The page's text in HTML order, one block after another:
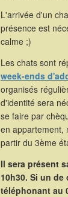
L'arrivée d'un
présence est
calme ;)
Les chats sont
week-ends
organisés
d'identité sera
se faire par
en appartement,
partir du 3ème
Il sera présent
10h30. Si un
téléphonant au